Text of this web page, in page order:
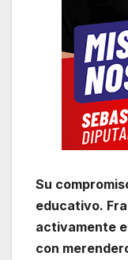
Su
educativo.
activamente
con